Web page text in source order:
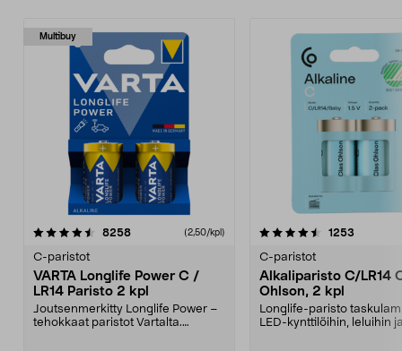
Multibuy
8258arvostelut (2,50/kpl)
C-paristot
VARTA Longlife Power C /
LR14 Paristo 2 kpl
Joutsenmerkitty Longlife Power –
tehokkaat paristot Vartalta.
4.5 viidestä
1253
C-paristot
Alkaliparisto C/LR14
Ohlson, 2 kpl
Longlife-paristo
LED-kynttilöihin, leluihin
4.5 viidestä